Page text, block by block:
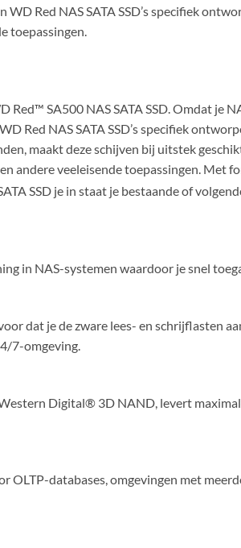
Red NAS SATA SSD’s specifiek
toepassingen.
SA500 NAS SATA SSD. Omdat je
Red NAS SATA SSD’s specifiek
maakt deze schijven bij uitstek
andere veeleisende toepassingen. Met
SSD je in staat je bestaande of
in NAS-systemen waardoor je snel
dat je de zware lees- en schrijflasten
7-omgeving.
Digital® 3D NAND, levert
databases, omgevingen met